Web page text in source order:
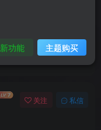
关注 私信
功能 主题购买